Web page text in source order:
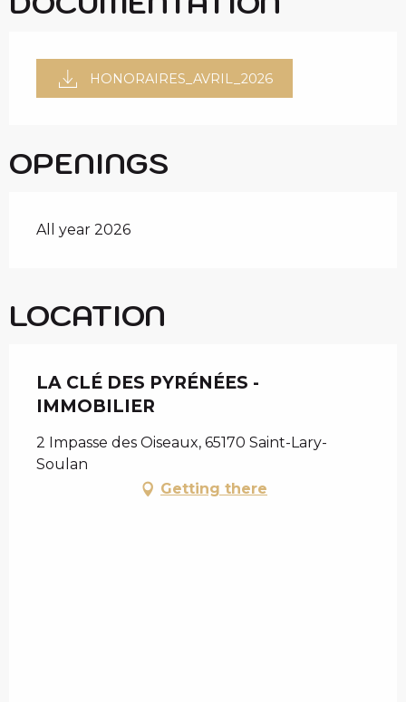
HONORAIRES_AVRIL_2026
OPENINGS
All year 2026
LOCATION
LA CLÉ DES PYRÉNÉES -
IMMOBILIER
2 Impasse des Oiseaux, 65170 Saint-Lary-
Soulan
Getting there